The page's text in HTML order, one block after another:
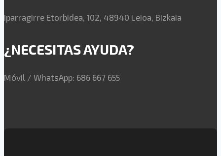
Iparragirre Etorbidea, 102, 48940 Leioa, Bizkaia
¿NECESITAS AYUDA?
Móvil / WhatsApp: 686 667 655